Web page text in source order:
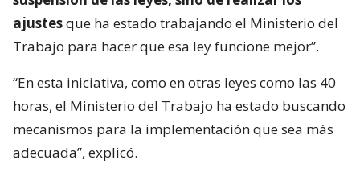
ajustesque ha estado trabajando el Ministerio del
Trabajo para hacer que esa ley funcione mejor”.
“En esta iniciativa, como en otras leyes como las 40
horas, el Ministerio del Trabajo ha estado buscando
mecanismos para la implementación que sea más
adecuada”, explicó.